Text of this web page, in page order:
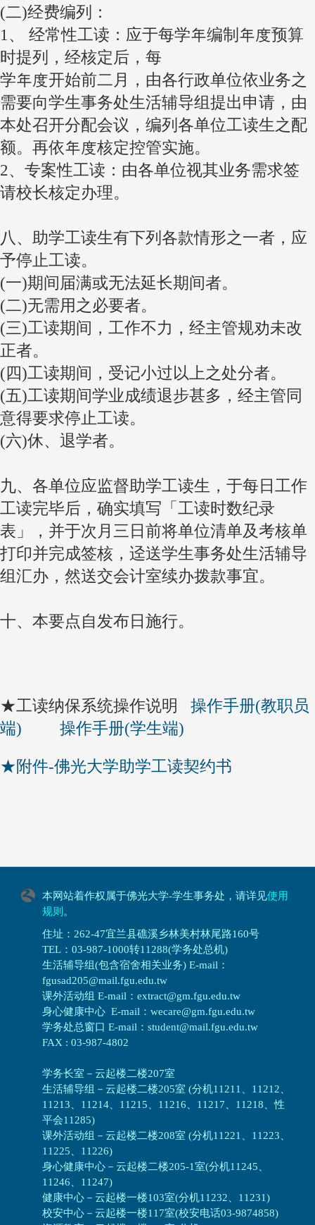
(二)经费编列：
1、 经常性工读：应于每学年编制年度预算
时提列，经核定后，每
学年度开始前二月，由各行政单位依业务之
需要向学生事务处生活辅导组提出申请，由
本处召开分配会议，编列各单位工读生之配
额。再依年度核定控管实施。
2、专案性工读：由各单位视其业务需求签
请校长核定办理。
八、助学工读生有下列各款情形之一者，应
予停止工读。
(一)期间届满或无法延长期间者。
(二)无需用之必要者。
(三)工读期间，工作不力，经主管规劝未改
正者。
(四)工读期间，受记小过以上之处分者。
(五)工读期间学业成绩退步甚多，经主管同
意得要求停止工读。
(六)休、退学者。
九、各单位应监督助学工读生，于每日工作
工读完毕后，确实填写「工读时数纪录
表」，并于次月三日前将单位清单及考核单
打印并完成签核，迳送学生事务处生活辅导
组汇办，然送交会计室续办拨款事宜。
十、本要点自发布日施行。
★工读纳保系统操作说明 操作手册(教职员
端)
操作手册(学生端)
★附件-佛光大学助学工读契约书
本网站着作权属于佛光大学-学生事务处，请详见使用
规则 。
住址：262-47宜兰县礁溪乡林美村林尾路160号
TEL：03-987-1000转11288(学务处总机)
生活辅导组(包含宿舍相关业务) E-mail：
fgusad205@mail.fgu.edu.tw
课外活动组 E-mail：extract@gm.fgu.edu.tw
身心健康中心 E-mail：wecare@gm.fgu.edu.tw
学务处总窗口 E-mail：student@mail.fgu.edu.tw
FAX : 03-987-4802
学务长室－云起楼二楼207室
生活辅导组 － 云起楼二楼205室 (分机11211、11212、
11213、11214、11215、11216、11217、11218、性
平会11285)
课外活动组 － 云起楼二楼208室 (分机11221、11223、
11225、11226)
身心健康中心 － 云起楼二楼205-1室(分机11245、
11246、11247)
健康中心－ 云起楼一楼103室(分机11232、11231)
校安中心－ 云起楼一楼117室(校安电话03-9874858)